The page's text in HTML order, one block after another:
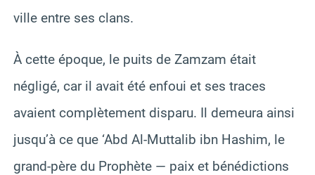
ville entre ses clans.
À cette époque, le puits de Zamzam était
négligé, car il avait été enfoui et ses traces
avaient complètement disparu. Il demeura ainsi
jusqu’à ce que ‘Abd Al-Muttalib ibn Hashim, le
grand-père du Prophète — paix et bénédictions